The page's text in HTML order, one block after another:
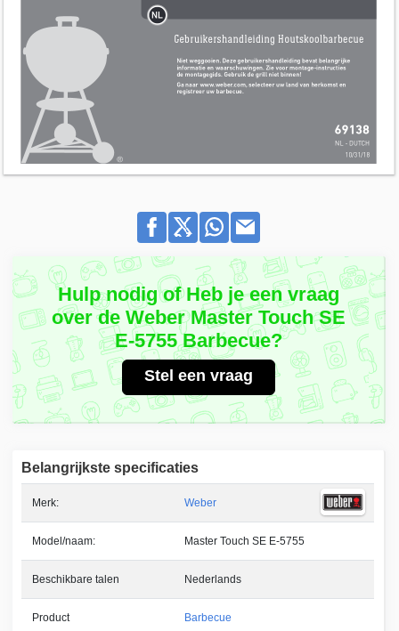
Hulp nodig of Heb je een vraag
over de Weber Master Touch SE
E-5755 Barbecue?
Stel een vraag
Belangrijkste specificaties
Merk: Weber
Model/naam: Master Touch SE E-5755
Beschikbare talen Nederlands
Product Barbecue